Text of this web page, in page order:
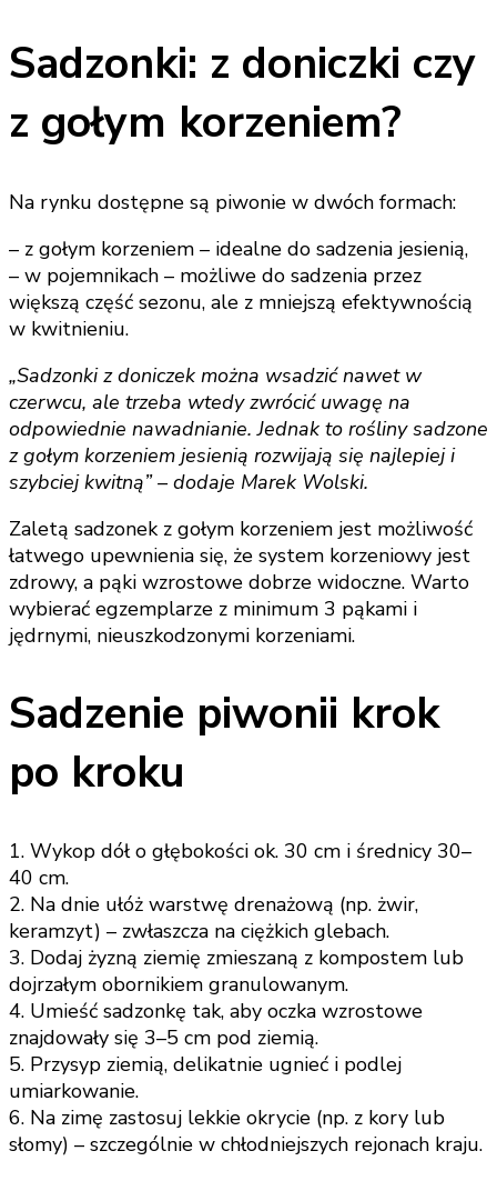
Sadzonki: z doniczki czy
z gołym korzeniem?
Na rynku dostępne są piwonie w dwóch formach:
– z gołym korzeniem – idealne do sadzenia jesienią,
– w pojemnikach – możliwe do sadzenia przez
większą część sezonu, ale z mniejszą efektywnością
w kwitnieniu.
„Sadzonki z doniczek można wsadzić nawet w
czerwcu, ale trzeba wtedy zwrócić uwagę na
odpowiednie nawadnianie. Jednak to rośliny sadzone
z gołym korzeniem jesienią rozwijają się najlepiej i
szybciej kwitną” – dodaje Marek Wolski.
Zaletą sadzonek z gołym korzeniem jest możliwość
łatwego upewnienia się, że system korzeniowy jest
zdrowy, a pąki wzrostowe dobrze widoczne. Warto
wybierać egzemplarze z minimum 3 pąkami i
jędrnymi, nieuszkodzonymi korzeniami.
Sadzenie piwonii krok
po kroku
1. Wykop dół o głębokości ok. 30 cm i średnicy 30–
40 cm.
2. Na dnie ułóż warstwę drenażową (np. żwir,
keramzyt) – zwłaszcza na ciężkich glebach.
3. Dodaj żyzną ziemię zmieszaną z kompostem lub
dojrzałym obornikiem granulowanym.
4. Umieść sadzonkę tak, aby oczka wzrostowe
znajdowały się 3–5 cm pod ziemią.
5. Przysyp ziemią, delikatnie ugnieć i podlej
umiarkowanie.
6. Na zimę zastosuj lekkie okrycie (np. z kory lub
słomy) – szczególnie w chłodniejszych rejonach kraju.